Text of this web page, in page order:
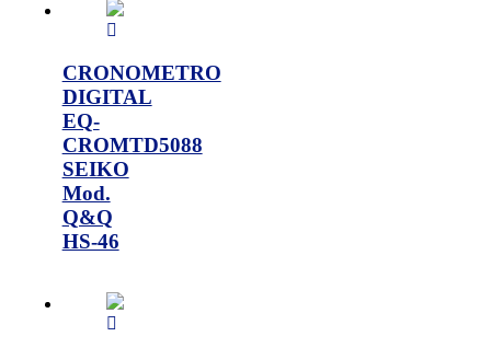
CRONOMETRO
DIGITAL
EQ-
CROMTD5088
SEIKO
Mod.
Q&Q
HS-46